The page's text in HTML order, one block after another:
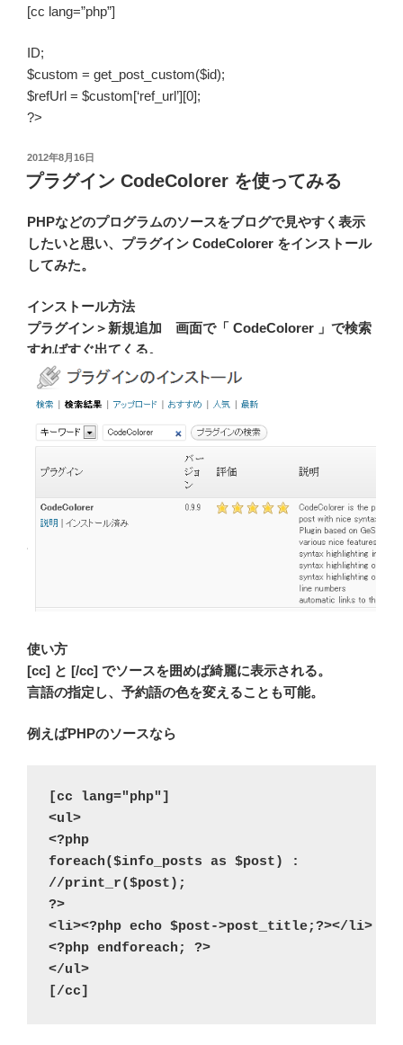
[cc lang=”php”]
ID;
$custom = get_post_custom($id);
$refUrl = $custom[‘ref_url’][0];
?>
投
稿
日:
2012年8月16日
プラグイン CodeColorer を使ってみる
PHPなどのプログラムのソースをブログで見やすく表示
したいと思い、プラグイン CodeColorer をインストール
してみた。
インストール方法
プラグイン＞新規追加 画面で「 CodeColorer 」で検索
すればすぐ出てくる。
使い方
[cc] と [/cc] でソースを囲めば綺麗に表示される。
言語の指定し、予約語の色を変えることも可能。
例えばPHPのソースなら
[cc lang="php"]
<ul>
<?php
foreach($info_posts as $post) :
//print_r($post);
?>
<li><?php echo $post->post_title;?></li>
<?php endforeach; ?>
</ul>